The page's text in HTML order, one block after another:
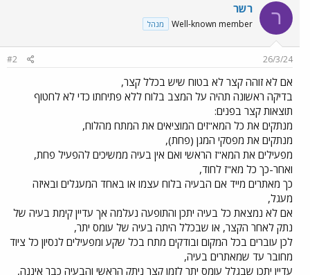
ר רשר
Well-known member מנהל
26/3/24
#2
אם לא זוהה קצר לא בטוח שיש בכלל קצר,
בדיקה ראשונה תהיה על המצב בלוח ללא פתיחתו כדי לא לחטוף
תוצאות קצר בפנים:
מנתקים את כל המא"זים המוציאים את המתח מהלוח,
מנתקים את מפסקי המגן (פחת),
מפעילים את המא"ז הראשי ואם אין בעיה ממשיכים להפעיל פחת,
ואחר-כך כל מא"ז לחוד,
כך מאתרים מייד אם הבעיה בלוח עצמו או באחד המעגלים ובאיזה
מעגל,
אם לא נמצאת כל בעיה יתכן והתופעה נעלמה אך עדיין קימת בעיה של
נתק לאחר הקצר, או שבכלל היתה בעיה של עומס יתר,
לכן עוברים בכל המקום ובודקים מתח בכל שקע ומפעילים לנסיון כל ציוד
מחובר עד שמאתרים בעיה,
עדיין יתכן שבגלל עומס יתר לזמן קצר ניתק הראשי והבעיה כבר איננה,